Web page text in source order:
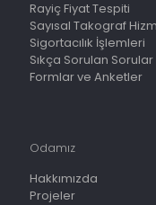
Rayiç Fiyat Tespiti
Sayısal Takograf
Sigortacılık İşlemleri
Sıkça Sorulan Sorular
Formlar ve Anketler
Odamız
Hakkımızda
Projeler